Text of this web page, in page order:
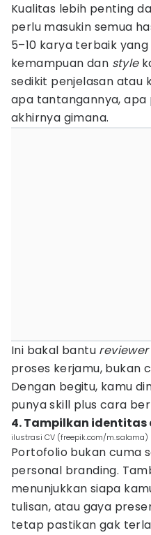
Kualitas lebih penting
perlu masukin semua
5–10 karya terbaik
kemampuan dan style
sedikit penjelasan atau
apa tantangannya, apa
akhirnya gimana.
Ini bakal bantu reviewer
proses kerjamu, bukan
Dengan begitu, kamu
punya skill plus cara
4. Tampilkan identitas
ilustrasi CV (freepik.com/m.salama)
Portofolio bukan cuma
personal branding.
menunjukkan siapa
tulisan, atau gaya
tetap pastikan gak